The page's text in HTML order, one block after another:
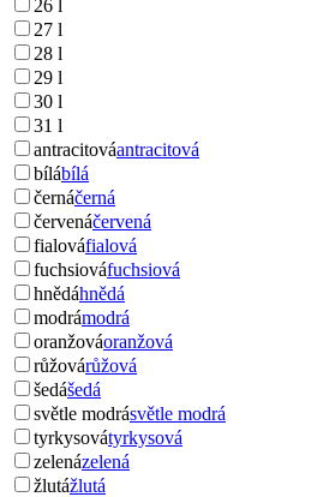
26 l
27 l
28 l
29 l
30 l
31 l
antracitováantracitová
bílábílá
černáčerná
červenáčervená
fialováfialová
fuchsiováfuchsiová
hnědáhnědá
modrámodrá
oranžováoranžová
růžovárůžová
šedášedá
světle modrásvětle modrá
tyrkysovátyrkysová
zelenázelená
žlutážlutá